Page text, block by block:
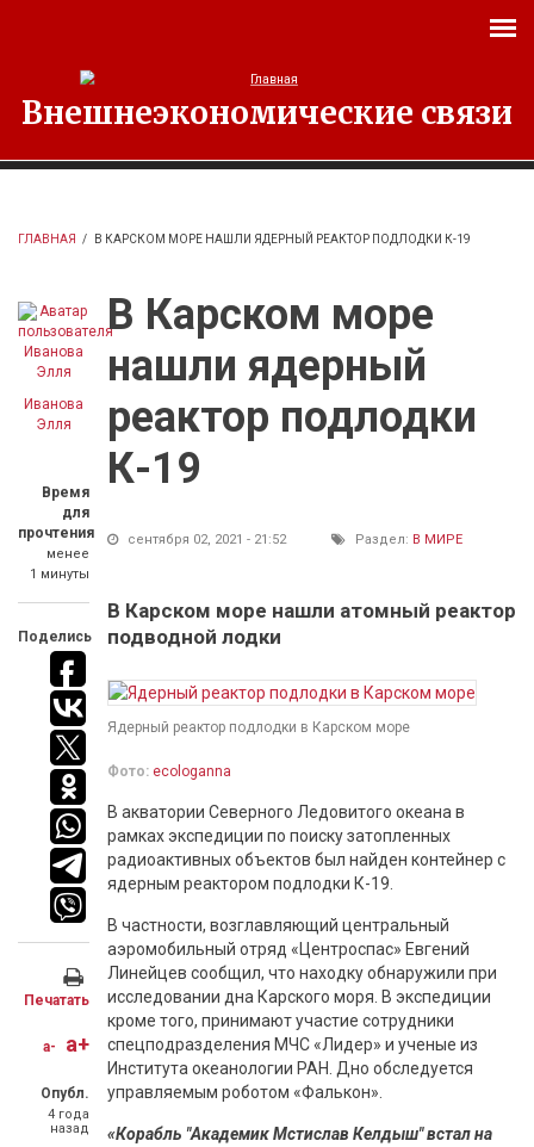
Внешнеэкономические связи
ГЛАВНАЯ / В КАРСКОМ МОРЕ НАШЛИ ЯДЕРНЫЙ РЕАКТОР ПОДЛОДКИ К-19
Иванова
Элля
Время
для
прочтения
менее
1 минуты
Поделись
Печатать
a- a+
Опубл.
4 года
назад
В Карском море
нашли ядерный
реактор подлодки
К-19
сентября 02, 2021 - 21:52 Раздел: В МИРЕ
В Карском море нашли атомный реактор
подводной лодки
Ядерный реактор подлодки в Карском море
Фото: ecologanna
В акватории Северного Ледовитого океана в
рамках экспедиции по поиску затопленных
радиоактивных объектов был найден контейнер с
ядерным реактором подлодки К-19.
В частности, возглавляющий центральный
аэромобильный отряд «Центроспас» Евгений
Линейцев сообщил, что находку обнаружили при
исследовании дна Карского моря. В экспедиции
кроме того, принимают участие сотрудники
спецподразделения МЧС «Лидер» и ученые из
Института океанологии РАН. Дно обследуется
управляемым роботом «Фалькон».
«Корабль "Академик Мстислав Келдыш" встал на